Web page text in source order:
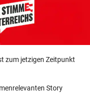
zum jetzigen Zeitpunkt
Story